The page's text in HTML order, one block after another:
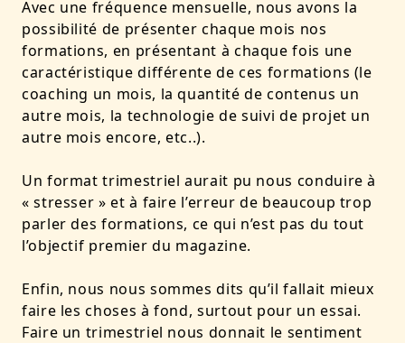
Avec une fréquence mensuelle, nous avons la
possibilité de présenter chaque mois nos
formations, en présentant à chaque fois une
caractéristique différente de ces formations (le
coaching un mois, la quantité de contenus un
autre mois, la technologie de suivi de projet un
autre mois encore, etc..).
Un format trimestriel aurait pu nous conduire à
« stresser » et à faire l’erreur de beaucoup trop
parler des formations, ce qui n’est pas du tout
l’objectif premier du magazine.
Enfin, nous nous sommes dits qu’il fallait mieux
faire les choses à fond, surtout pour un essai.
Faire un trimestriel nous donnait le sentiment